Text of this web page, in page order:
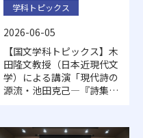
学科トピックス
2026-06-05
【国文学科トピックス】木
田隆文教授（日本近現代文
学）による講演「現代詩の
源流・池田克己―『詩集』